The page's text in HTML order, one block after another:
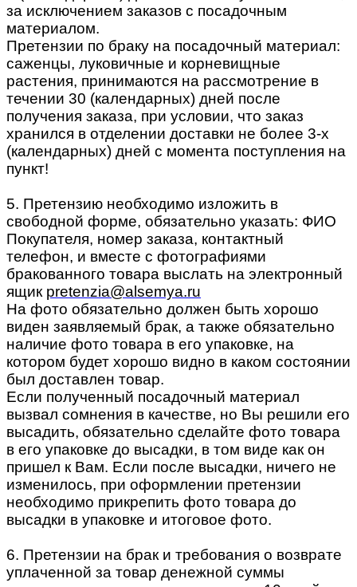
за исключением заказов с посадочным
материалом.
Претензии по браку на посадочный материал:
саженцы, луковичные и корневищные
растения, принимаются на рассмотрение в
течении 30 (календарных) дней после
получения заказа, при условии, что заказ
хранился в отделении доставки не более 3-х
(календарных) дней с момента поступления на
пункт!
5. Претензию необходимо изложить в
свободной форме, обязательно указать: ФИО
Покупателя, номер заказа, контактный
телефон, и вместе с фотографиями
бракованного товара выслать на электронный
ящик pretenzia@alsemya.ru
На фото обязательно должен быть хорошо
виден заявляемый брак, а также обязательно
наличие фото товара в его упаковке, на
котором будет хорошо видно в каком состоянии
был доставлен товар.
Если полученный посадочный материал
вызвал сомнения в качестве, но Вы решили его
высадить, обязательно сделайте фото товара
в его упаковке до высадки, в том виде как он
пришел к Вам. Если после высадки, ничего не
изменилось, при оформлении претензии
необходимо прикрепить фото товара до
высадки в упаковке и итоговое фото.
6. Претензии на брак и требования о возврате
уплаченной за товар денежной суммы